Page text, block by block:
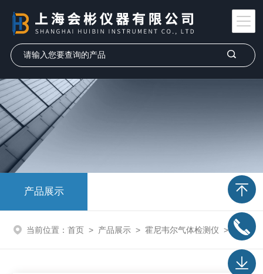
产品展示
当前位置： 首页 > 产品展示 > 霍尼韦尔气体检测仪 > 气体检测管/测毒管